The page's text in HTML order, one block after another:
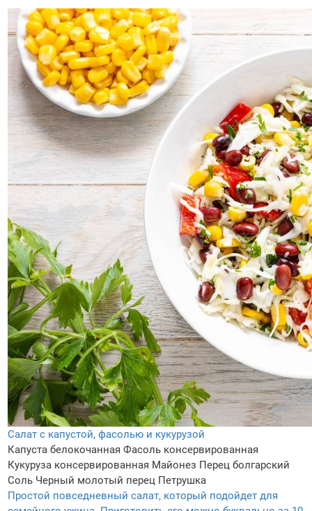
Салат с капустой, фасолью и кукурузой
Капуста белокочанная Фасоль консервированная
Кукуруза консервированная Майонез Перец болгарский
Соль Черный молотый перец Петрушка
Простой повседневный салат, который подойдет для